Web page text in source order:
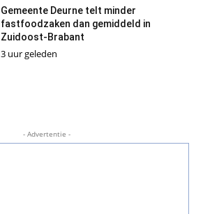
Gemeente Deurne telt minder
fastfoodzaken dan gemiddeld in
Zuidoost-Brabant
3 uur geleden
- Advertentie -